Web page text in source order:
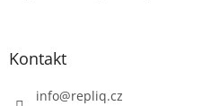
Kontakt
info@repliq.cz